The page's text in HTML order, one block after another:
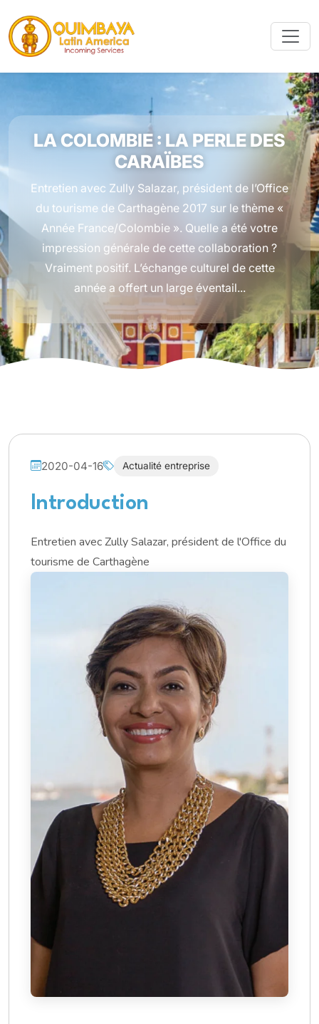
LA COLOMBIE : LA PERLE DES
CARAÏBES
Entretien avec Zully Salazar, président de l’Office
du tourisme de Carthagène 2017 sur le thème «
Année France/Colombie ». Quelle a été votre
impression générale de cette collaboration ?
Vraiment positif. L’échange culturel de cette
année a offert un large éventail...
2020-04-16 Actualité entreprise
Introduction
Entretien avec Zully Salazar, président de l'Office du
tourisme de Carthagène